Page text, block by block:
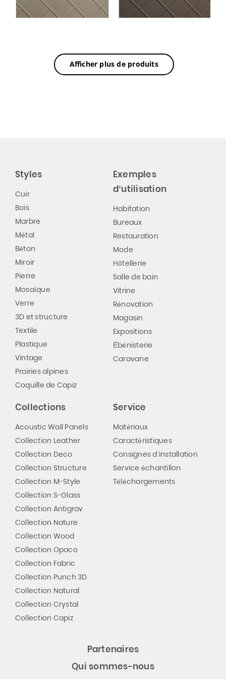
Afficher plus de produits
Styles
Cuir
Bois
Marbre
Métal
Béton
Miroir
Pierre
Mosaïque
Verre
3D et structure
Textile
Plastique
Vintage
Prairies alpines
Coquille de Capiz
Exemples
d’utilisation
Habitation
Bureaux
Restauration
Mode
Hôtellerie
Salle de bain
Vitrine
Rénovation
Magasin
Expositions
Ébénisterie
Caravane
Collections
Acoustic Wall Panels
Collection Leather
Collection Deco
Collection Structure
Collection M-Style
Collection S-Glass
Collection Antigrav
Collection Nature
Collection Wood
Collection Opaco
Collection Fabric
Collection Punch 3D
Collection Natural
Collection Crystal
Collection Capiz
Service
Matériaux
Caractéristiques
Consignes d’installation
Service échantillon
Téléchargements
Partenaires
Qui sommes-nous